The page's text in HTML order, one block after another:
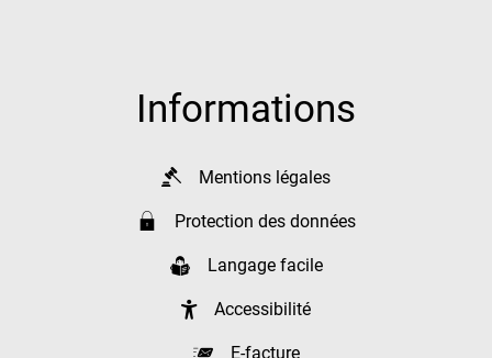
Informations
Mentions légales
Protection des données
Langage facile
Accessibilité
E-facture